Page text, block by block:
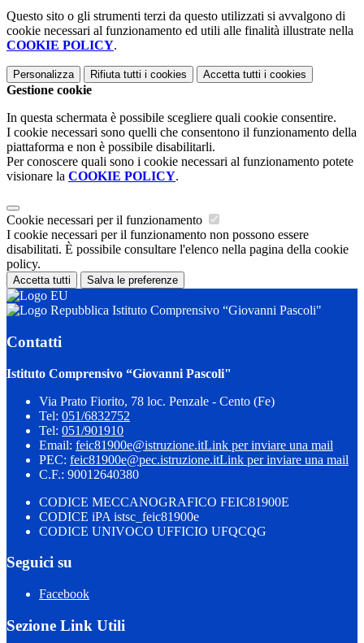
Questo sito o gli strumenti terzi da questo utilizzati si avvalgono di
cookie necessari al funzionamento ed utili alle finalità illustrate nella
COOKIE POLICY.
Personalizza Rifiuta tutti i cookies Accetta tutti i cookies
Gestione cookie
In questa schermata è possibile scegliere quali cookie consentire.
I cookie necessari sono quelli che consentono il funzionamento della
piattaforma e non è possibile disabilitarli.
Per conoscere quali sono i cookie necessari al funzionamento potete
visionare la COOKIE POLICY.
Cookie necessari per il funzionamento
I cookie necessari per il funzionamento non possono essere
disabilitati. È possibile consultare l'elenco nella pagina della cookie
policy.
Accetta tutti Salva le preferenze
Istituto Comprensivo “Giovanni Pascoli"
Contatti
Istituto Comprensivo “Giovanni Pascoli"
Via Prato Fiorito, 78 loc. Penzale - Cento (Fe)
Tel: 051/6832752
Tel: 051/901910
Email: feic81900e@istruzione.itLink per inviare una mail
PEC: feic81900e@pec.istruzione.itLink per inviare una mail
C.F.: 90012640380
CODICE MECCANOGRAFICO FEIC81900E
CODICE iPA istsc_feic81900e
CODICE UNIVOCO UFFICIO UFQCQG
Seguici su
Facebook
Sezione Link Utili